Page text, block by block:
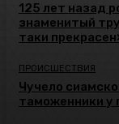
125 лет назад
знаменитый
таки
ПРОИСШЕСТВИЯ
Чучело
таможенники у